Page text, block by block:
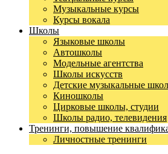
Музыкальные курсы
Курсы вокала
Школы
Языковые школы
Автошколы
Модельные агентства
Школы искусств
Детские музыкальные
Киношколы
Цирковые школы, студии
Школы радио, телевидения
Тренинги, повышение
Личностные тренинги